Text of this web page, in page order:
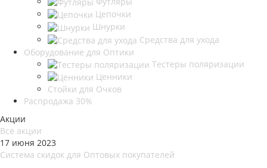
Цепочки
Шнурки
Средства для ухода
Оборудование для Оптики
Тестеры поляризации
Ценники
Стойки для Очков
Распродажа 30%
Акции
Все акции
17 июня 2023
Система скидок для Оптовых покупателей